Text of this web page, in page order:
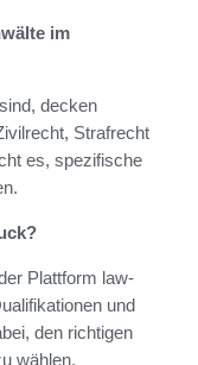
im
decken
Strafrecht
es, spezifische
Plattform law-
und
den richtigen
wählen.